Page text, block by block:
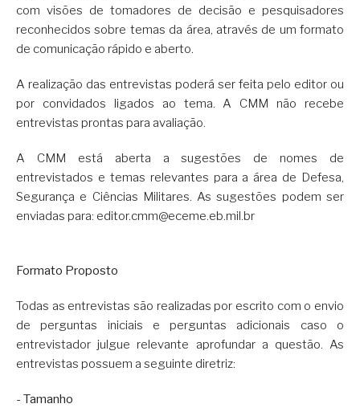
com visões de tomadores de decisão e pesquisadores
reconhecidos sobre temas da área, através de um formato
de comunicação rápido e aberto.
A realização das entrevistas poderá ser feita pelo editor ou
por convidados ligados ao tema. A CMM não recebe
entrevistas prontas para avaliação.
A CMM está aberta a sugestões de nomes de
entrevistados e temas relevantes para a área de Defesa,
Segurança e Ciências Militares. As sugestões podem ser
enviadas para: editor.cmm@eceme.eb.mil.br
Formato Proposto
Todas as entrevistas são realizadas por escrito com o envio
de perguntas iniciais e perguntas adicionais caso o
entrevistador julgue relevante aprofundar a questão. As
entrevistas possuem a seguinte diretriz:
- Tamanho